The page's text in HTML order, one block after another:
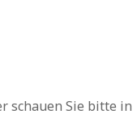
schauen Sie bitte in